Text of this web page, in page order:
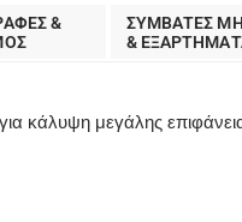
&
ΣΥΜΒΑΤΕΣ
&
κάλυψη μεγάλης